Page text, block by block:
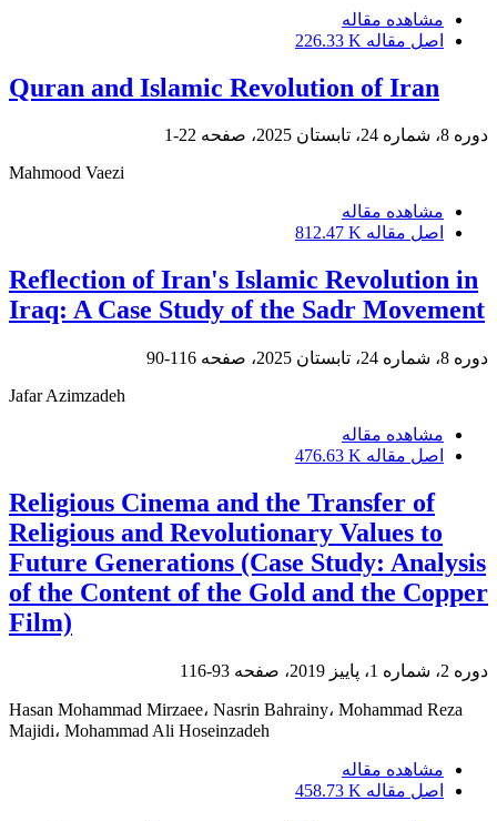
مشاهده مقاله
اصل مقاله 226.33 K
Quran and Islamic Revolution of Iran
دوره 8، شماره 24، تابستان 2025، صفحه
22-1
Mahmood Vaezi
مشاهده مقاله
اصل مقاله 812.47 K
Reflection of Iran's Islamic Revolution in
Iraq: A Case Study of the Sadr Movement
دوره 8، شماره 24، تابستان 2025، صفحه
116-90
Jafar Azimzadeh
مشاهده مقاله
اصل مقاله 476.63 K
Religious Cinema and the Transfer of
Religious and Revolutionary Values to
Future Generations (Case Study: Analysis
of the Content of the Gold and the Copper
Film)
دوره 2، شماره 1، پاییز 2019، صفحه 93-116
Hasan Mohammad Mirzaee، Nasrin Bahrainy، Mohammad Reza
Majidi، Mohammad Ali Hoseinzadeh
مشاهده مقاله
اصل مقاله 458.73 K